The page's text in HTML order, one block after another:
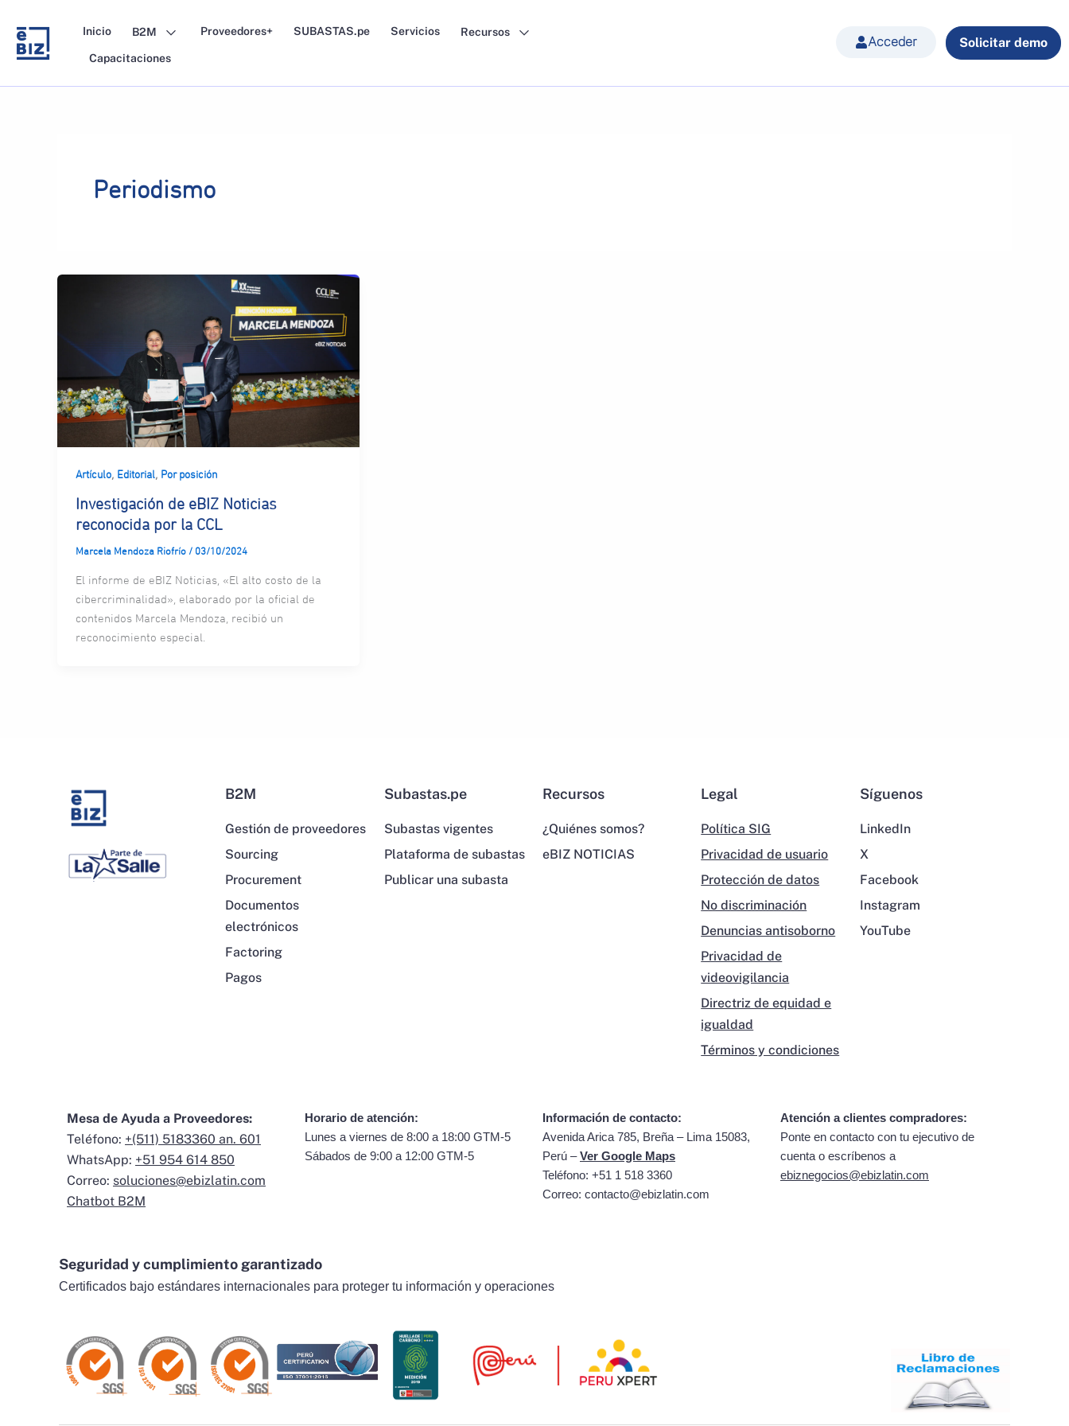
content
Inicio B2M Proveedores+ SUBASTAS.pe Servicios Recursos
Capacitaciones
Acceder Solicitar demo
Periodismo
Artículo, Editorial, Por posición
Investigación de eBIZ Noticias
reconocida por la CCL
Marcela Mendoza Riofrío / 03/10/2024
El informe de eBIZ Noticias, «El alto costo de la
cibercriminalidad», elaborado por la oficial de
contenidos Marcela Mendoza, recibió un
reconocimiento especial.
B2M
Gestión de proveedores
Sourcing
Procurement
Documentos
electrónicos
Factoring
Pagos
Subastas.pe
Subastas vigentes
Plataforma de subastas
Publicar una subasta
Recursos
¿Quiénes somos?
eBIZ NOTICIAS
Legal
Política SIG
Privacidad de usuario
Protección de datos
No discriminación
Denuncias antisoborno
Privacidad de
videovigilancia
Directriz de equidad e
igualdad
Términos y condiciones
Síguenos
LinkedIn
X
Facebook
Instagram
YouTube
Mesa de Ayuda a Proveedores:
Teléfono: +(511) 5183360 an. 601
WhatsApp: +51 954 614 850
Correo: soluciones@ebizlatin.com
Chatbot B2M
Horario de atención:
Lunes a viernes de 8:00 a 18:00 GTM-5
Sábados de 9:00 a 12:00 GTM-5
Información de contacto:
Avenida Arica 785, Breña – Lima 15083,
Perú –Ver Google Maps
Teléfono: +51 1 518 3360
Correo: contacto@ebizlatin.com
Atención a clientes compradores:
Ponte en contacto con tu ejecutivo de
cuenta o escríbenos a
ebiznegocios@ebizlatin.com
Seguridad y cumplimiento garantizado
Certificados bajo estándares internacionales para proteger tu información y operaciones